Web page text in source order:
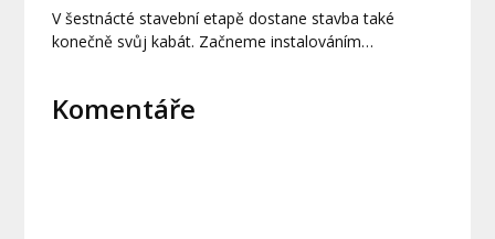
V šestnácté stavební etapě dostane stavba také
konečně svůj kabát. Začneme instalováním…
Komentáře